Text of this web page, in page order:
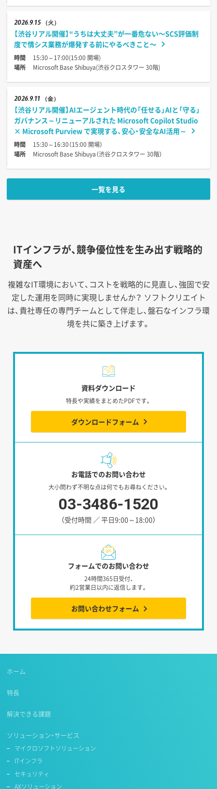
20269.15 （火）
【渋谷リアル開催】“うちは大丈夫”が一番危ない〜SCS評価制
度で情シス業務が爆発する前にやるべきこと〜
時間
15:30～17:00(15:00 開場)
場所
Microsoft Base Shibuya(渋谷クロスタワー 30階)
20269.11 （金）
【渋谷リアル開催】AIエージェント時代の「任せる」AIと「守る」
ガバナンス～リニューアルされた Microsoft Copilot Studio
× Microsoft Purview で実現する、安心・安全なAI活用～
時間
15:30～16:30（15:00 開場）
場所
Microsoft Base Shibuya（渋谷クロスタワー 30階）
一覧を見る
ITインフラが、競争優位性を生み出す戦略的
資産へ
複雑なIT環境において、コストを戦略的に見直し、強固で安
定した運用を同時に実現しませんか？ ソフトクリエイト
は、貴社専任の専門チームとして伴走し、盤石なインフラ環
境を共に築き上げます。
資料ダウンロード
特長や実績をまとめたPDFです。
ダウンロードフォーム
お電話でのお問い合わせ
大小問わず不明な点は何でもお尋ねください。
03-3486-1520
（受付時間 ／ 平日9:00～18:00）
フォームでのお問い合わせ
24時間365日受付、
約2営業日以内に返信します。
お問い合わせフォーム
ホーム
特長
解決できる課題
ソリューション・サービス
マイクロソフトソリューション
ITインフラ
セキュリティ
AXソリューション